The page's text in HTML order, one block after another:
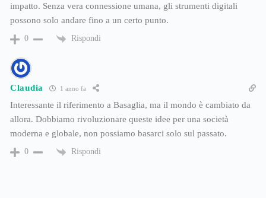
impatto. Senza vera connessione umana, gli strumenti digitali
possono solo andare fino a un certo punto.
0 Rispondi
Claudia 1 anno fa
Interessante il riferimento a Basaglia, ma il mondo è cambiato da
allora. Dobbiamo rivoluzionare queste idee per una società
moderna e globale, non possiamo basarci solo sul passato.
0 Rispondi